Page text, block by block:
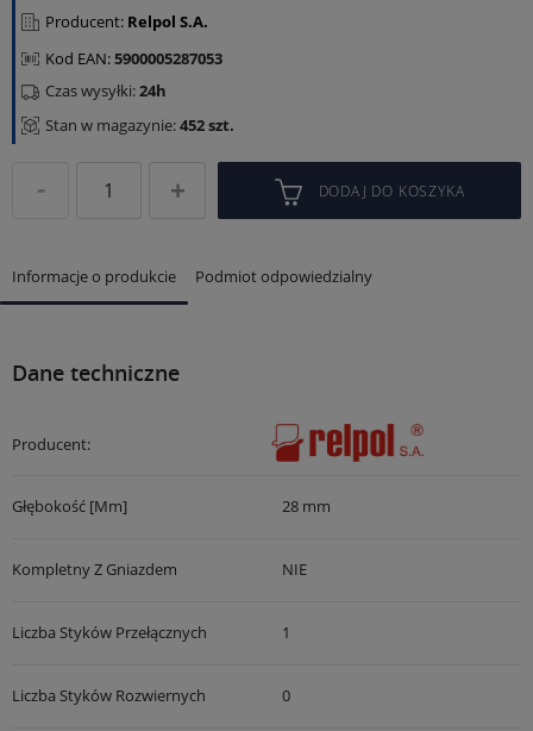
Producent: Relpol S.A.
Kod EAN:5900005287053
Stan w magazynie:452 szt.
Czas wysyłki:24h
DODAJ DO KOSZYKA
Informacje o produkcie Podmiot odpowiedzialny
Dane techniczne
Producent:
Głębokość [mm] 28 mm
Kompletny Z Gniazdem NIE
Liczba Styków Przełącznych 1
Liczba Styków Rozwiernych 0